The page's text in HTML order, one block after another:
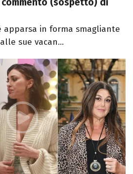
apparsa in forma smagliante
sue vacan...